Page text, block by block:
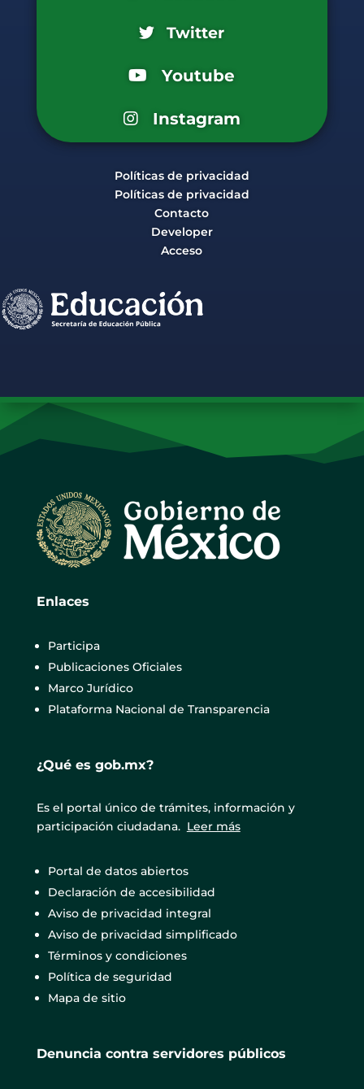
Twitter
Youtube
Instagram
Políticas de privacidad
Políticas de privacidad
Contacto
Developer
Acceso
Enlaces
Participa
Publicaciones Oficiales
Marco Jurídico
Plataforma Nacional de Transparencia
¿Qué es gob.mx?
Es el portal único de trámites, información y
participación ciudadana. Leer más
Portal de datos abiertos
Declaración de accesibilidad
Aviso de privacidad integral
Aviso de privacidad simplificado
Términos y condiciones
Política de seguridad
Mapa de sitio
Denuncia contra servidores públicos